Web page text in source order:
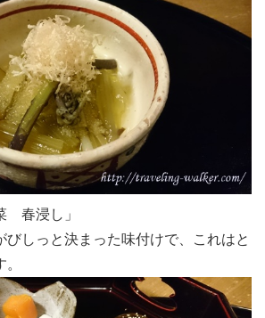
春浸し」
びしっと決まった味付けで、これはと